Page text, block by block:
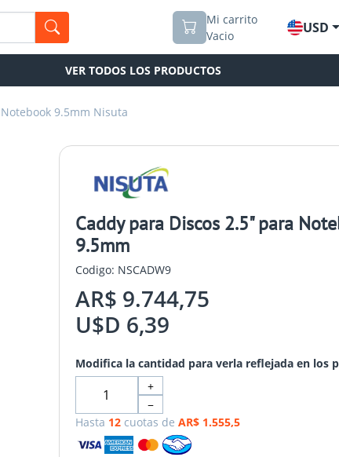
Mi carrito
Vacio
USD
VER TODOS LOS PRODUCTOS
9.5mm Nisuta
Caddy para Discos 2.5" para
9.5mm
Codigo: NSCADW9
AR$ 9.744,75
U$D 6,39
Modifica la cantidad para verla reflejada en los
+
−
Hasta 12cuotas de AR$ 1.555,5